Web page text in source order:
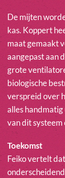
De mijten
kas. Koppert
maat gemaakt
aangepast aan
grote
biologische
verspreid over
alles
van dit
Toekomst
Feiko vertelt